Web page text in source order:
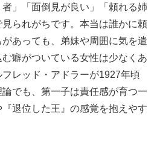
」「面倒見が良い」「頼れる姉
られがちです。本当は誰かに頼
あっても、弟妹や周囲に気を遣
癖がついている女性は少なくあ
レッド・アドラーが1927年頃
でも、第一子は責任感が育つ一
退位した王』の感覚を抱えやす